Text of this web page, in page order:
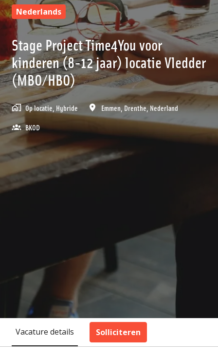
Nederlands
Stage Project Time4You voor
kinderen (8-12 jaar) locatie Vledder
(MBO/HBO)
Op locatie, Hybride Emmen,Drenthe,Nederland
BKOD
Vacature details Solliciteren